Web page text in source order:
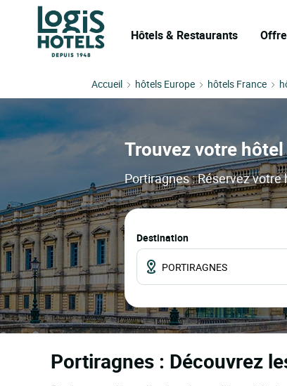
Hôtels & Restaurants
Accueil hôtels Europe hôtels France
Trouvez votre
Portiragnes : Réservez
Destination
Portiragnes : Découvrez